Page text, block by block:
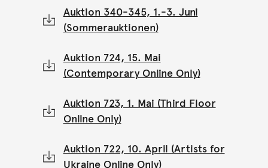
Auktion 340-345, 1.-3. Juni
(Sommerauktionen)
Auktion 724, 15. Mai
(Contemporary Online Only)
Auktion 723, 1. Mai (Third Floor
Online Only)
Auktion 722, 10. April (Artists for
Ukraine Online Only)